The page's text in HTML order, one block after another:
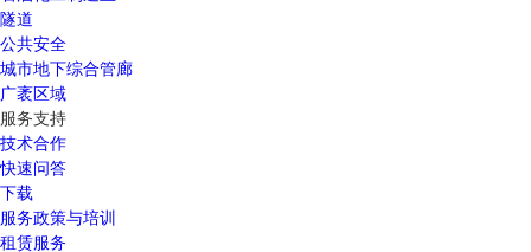
隧道
公共安全
城市地下综合管廊
广袤区域
服务支持
技术合作
快速问答
下载
服务政策与培训
租赁服务